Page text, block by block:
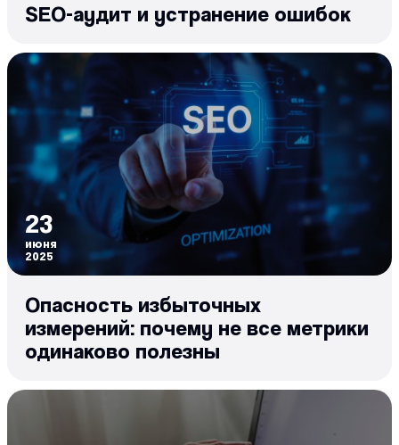
SEO-аудит и устранение ошибок
23
июня
2025
Опасность избыточных
измерений: почему не все метрики
одинаково полезны